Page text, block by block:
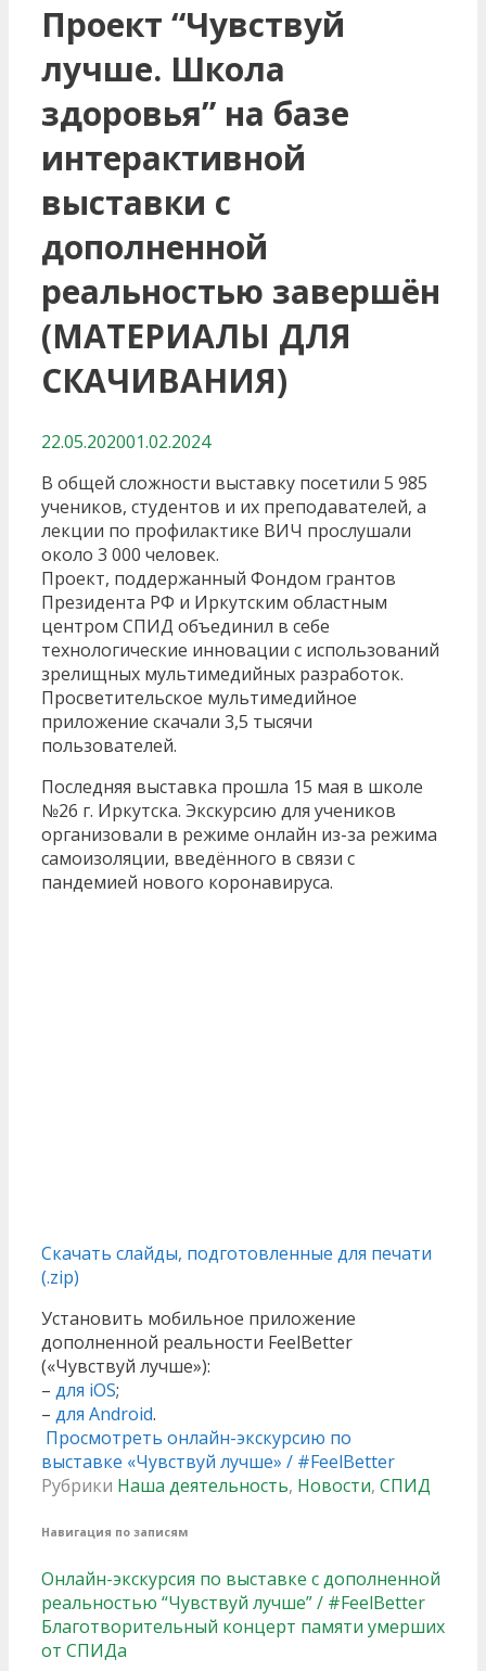
Проект “Чувствуй
лучше. Школа
здоровья” на базе
интерактивной
выставки с
дополненной
реальностью завершён
(МАТЕРИАЛЫ ДЛЯ
СКАЧИВАНИЯ)
22.05.202001.02.2024
В общей сложности выставку посетили 5 985
учеников, студентов и их преподавателей, а
лекции по профилактике ВИЧ прослушали
около 3 000 человек.
Проект, поддержанный Фондом грантов
Президента РФ и Иркутским областным
центром СПИД объединил в себе
технологические инновации с использований
зрелищных мультимедийных разработок.
Просветительское мультимедийное
приложение скачали 3,5 тысячи
пользователей.
Последняя выставка прошла 15 мая в школе
№26 г. Иркутска. Экскурсию для учеников
организовали в режиме онлайн из-за режима
самоизоляции, введённого в связи с
пандемией нового коронавируса.
Скачать слайды, подготовленные для печати
(.zip)
Установить мобильное приложение
дополненной реальности FeelBetter
(«Чувствуй лучше»):
– для iOS;
– для Android.
Просмотреть онлайн-экскурсию по
выставке «Чувствуй лучше» / #FeelBetter
Рубрики Наша деятельность, Новости, СПИД
Навигация по записям
Онлайн-экскурсия по выставке с дополненной
реальностью “Чувствуй лучше” / #FeelBetter
Благотворительный концерт памяти умерших
от СПИДа